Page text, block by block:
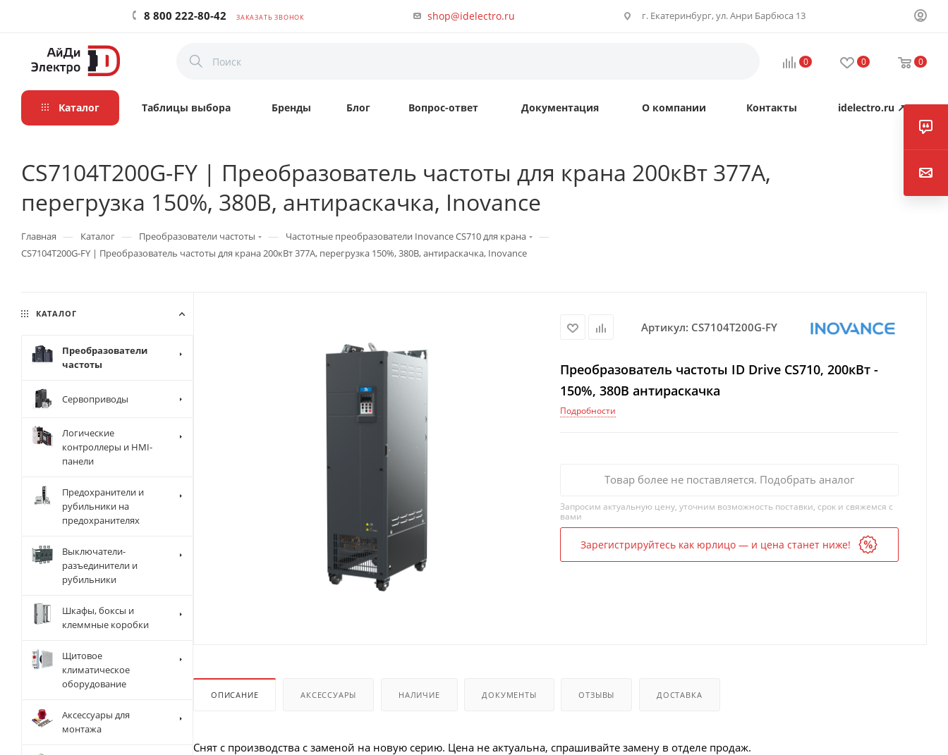
8 800 222-80-42 ЗАКАЗАТЬ ЗВОНОК shop@idelectro.ru г. Екатеринбург, ул. Анри Барбюса 13
0 0 0
Каталог Таблицы выбора Бренды Блог Вопрос-ответ Документация О компании Контакты idelectro.ru ↗
CS7104T200G-FY | Преобразователь частоты для крана 200кВт 377А,
перегрузка 150%, 380B, антираскачка, Inovance
Главная — Каталог — Преобразователи частоты — Частотные преобразователи Inovance CS710 для крана —
CS7104T200G-FY | Преобразователь частоты для крана 200кВт 377А, перегрузка 150%, 380B, антираскачка, Inovance
Артикул: CS7104T200G-FY
Преобразователь частоты ID Drive CS710, 200кВт -
150%, 380В антираскачка
Подробности
Товар более не поставляется. Подобрать аналог
Запросим актуальную цену, уточним возможность поставки, срок и свяжемся с
вами
Зарегистрируйтесь как юрлицо — и цена станет ниже!
ОПИСАНИЕ АКСЕССУАРЫ НАЛИЧИЕ ДОКУМЕНТЫ ОТЗЫВЫ ДОСТАВКА
Снят с производства с заменой на новую серию. Цена не актуальна, спрашивайте замену в отделе продаж.
КАТАЛОГ
Преобразователи
частоты
Сервоприводы
Логические
контроллеры и HMI-
панели
Предохранители и
рубильники на
предохранителях
Выключатели-
разъединители и
рубильники
Шкафы, боксы и
клеммные коробки
Щитовое
климатическое
оборудование
Аксессуары для
монтажа